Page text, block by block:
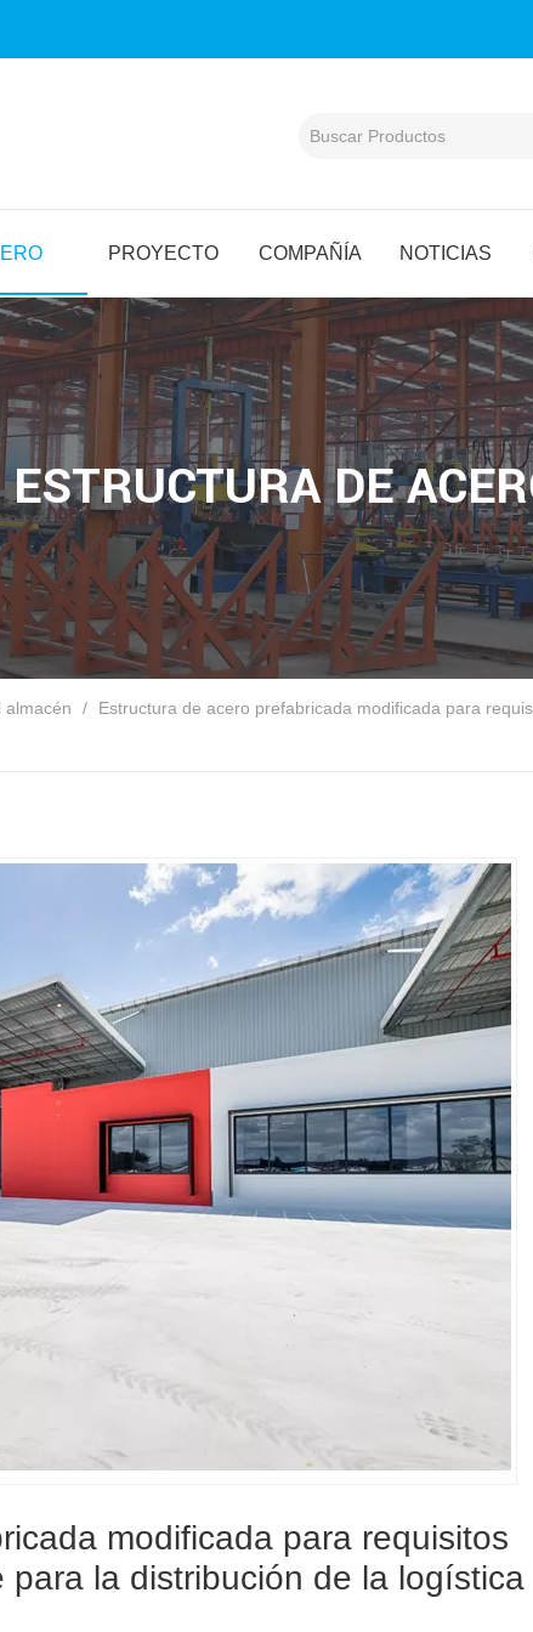
PROYECTO COMPAÑÍA NOTICIAS
ESTRUCTURA DE
almacén /
Estructura de acero prefabricada modificada para
modificada para requisitos
para la distribución de la logística